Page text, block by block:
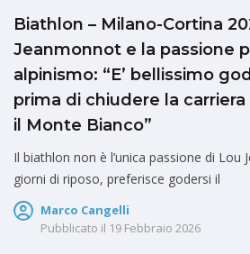
Biathlon – Milano-Cortina
Jeanmonnot e la passione
alpinismo: “E’ bellissimo
prima di chiudere la
il Monte Bianco”
Il biathlon non è l’unica passione di Lou
giorni di riposo, preferisce godersi il
Marco Cangelli
Pubblicato il 19 Febbraio 2026